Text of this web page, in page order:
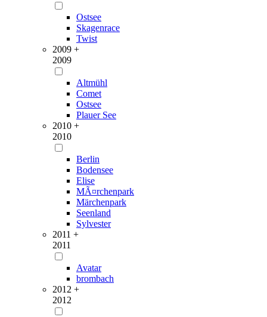
Ostsee
Skagenrace
Twist
2009 +
2009
Altmühl
Comet
Ostsee
Plauer See
2010 +
2010
Berlin
Bodensee
Elise
MÃ¤rchenpark
Märchenpark
Seenland
Sylvester
2011 +
2011
Avatar
brombach
2012 +
2012